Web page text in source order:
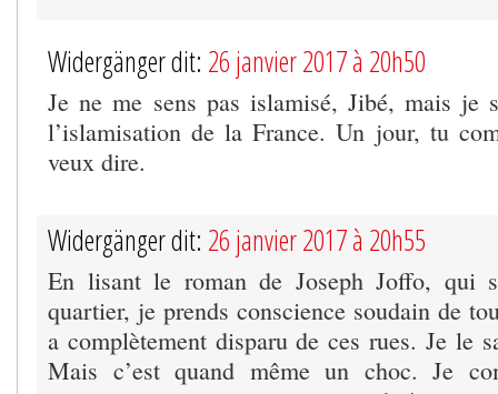
Widergänger dit: 26 janvier 2017 à 20h50
Je ne me sens pas islamisé, Jibé, mais je
l’islamisation de la France. Un jour, tu
veux dire.
Widergänger dit: 26 janvier 2017 à 20h55
En lisant le roman de Joseph Joffo, qui
quartier, je prends conscience soudain de
a complètement disparu de ces rues. Je le
Mais c’est quand même un choc. Je